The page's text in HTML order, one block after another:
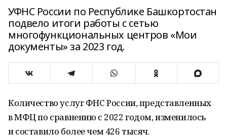
УФНС России по Республике Башкортостан
подвело итоги работы с сетью
многофункциональных центров «Мои
документы» за 2023 год.
Количество услуг ФНС России, представленных
в МФЦ по сравнению с 2022 годом, изменилось
и составило более чем 426 тысяч.